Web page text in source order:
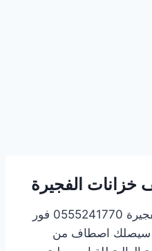
الفجيرة
شركة تنظيف خزانات في الفجيرة 0555241770 فور
سيصلك اصطاف من